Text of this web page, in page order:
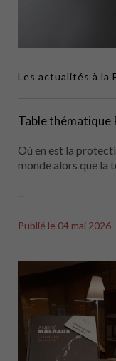
Les actualités à la
Table
Où en est la
monde alors que la
...
Publié le 04 mai 2026